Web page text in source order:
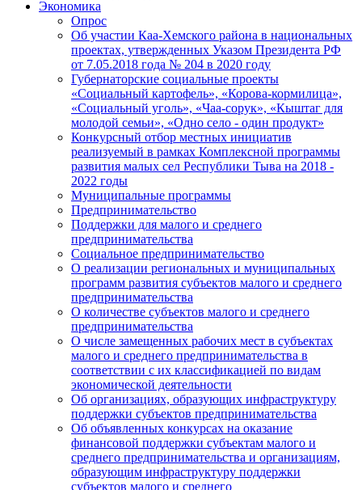
Экономика
Опрос
Об участии Каа-Хемского района в национальных
проектах, утвержденных Указом Президента РФ
от 7.05.2018 года № 204 в 2020 году
Губернаторские социальные проекты
«Социальный картофель», «Корова-кормилица»,
«Социальный уголь», «Чаа-сорук», «Кыштаг для
молодой семьи», «Одно село - один продукт»
Конкурсный отбор местных инициатив
реализуемый в рамках Комплексной программы
развития малых сел Республики Тыва на 2018 -
2022 годы
Муниципальные программы
Предпринимательство
Поддержки для малого и среднего
предпринимательства
Социальное предпринимательство
О реализации региональных и муниципальных
программ развития субъектов малого и среднего
предпринимательства
О количестве субъектов малого и среднего
предпринимательства
О числе замещенных рабочих мест в субъектах
малого и среднего предпринимательства в
соответствии с их классификацией по видам
экономической деятельности
Об организациях, образующих инфраструктуру
поддержки субъектов предпринимательства
Об объявленных конкурсах на оказание
финансовой поддержки субъектам малого и
среднего предпринимательства и организациям,
образующим инфраструктуру поддержки
субъектов малого и среднего